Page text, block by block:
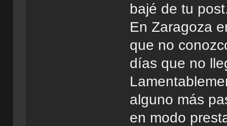
bajé de tu
En Zaragoza
que no
días que no
alguno más
en modo